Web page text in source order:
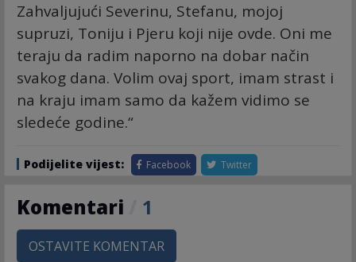
Zahvaljujući Severinu, Stefanu, mojoj
supruzi, Toniju i Pjeru koji nije ovde. Oni me
teraju da radim naporno na dobar način
svakog dana. Volim ovaj sport, imam strast i
na kraju imam samo da kažem vidimo se
sledeće godine.“
Podijelite vijest: Facebook Twitter
Komentari 1
OSTAVITE KOMENTAR